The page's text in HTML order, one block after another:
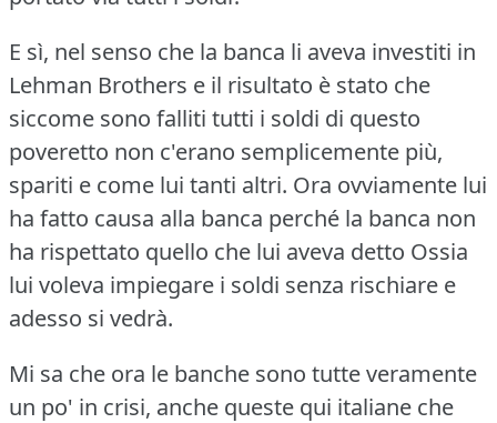
E sì, nel senso che la banca li aveva investiti in
Lehman Brothers e il risultato è stato che
siccome sono falliti tutti i soldi di questo
poveretto non c'erano semplicemente più,
spariti e come lui tanti altri. Ora ovviamente lui
ha fatto causa alla banca perché la banca non
ha rispettato quello che lui aveva detto Ossia
lui voleva impiegare i soldi senza rischiare e
adesso si vedrà.
Mi sa che ora le banche sono tutte veramente
un po' in crisi, anche queste qui italiane che